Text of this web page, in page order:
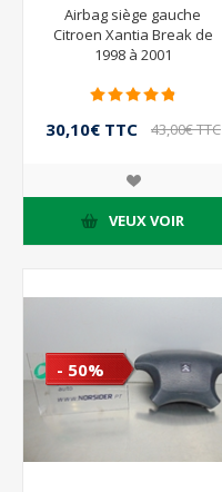
Airbag siège gauche
Citroen Xantia Break de
1998 à 2001
30,10€ TTC 43,00€ TTC
VEUX VOIR
- 50%